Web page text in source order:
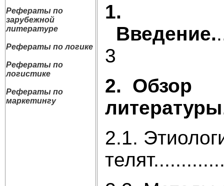
Рефераты по
зарубежной
литературе
Рефераты по логике
Рефераты по
логистике
Рефераты по
маркетингу
1.
Введение.
3
2. Обзор
литературы
2.1.